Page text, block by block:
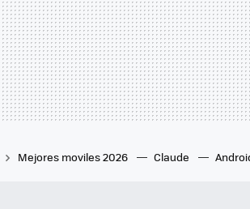
Mejores moviles 2026 Claude